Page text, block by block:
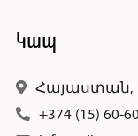
Կապ
Հայաստան,
+374 (15) 60-